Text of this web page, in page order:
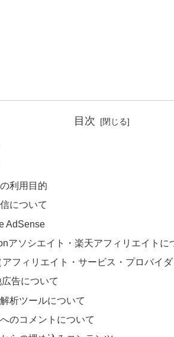
目次
利用目的
について
AdSense
アソシエイト・楽天アフィリエイトに
フィリエイト・サービス・プロバイ
告について
析ツールについて
のコメントについて